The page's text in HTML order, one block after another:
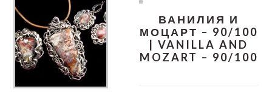
ВАНИЛИЯ И
МОЦАРТ – 90/100
| VANILLA AND
MOZART – 90/100